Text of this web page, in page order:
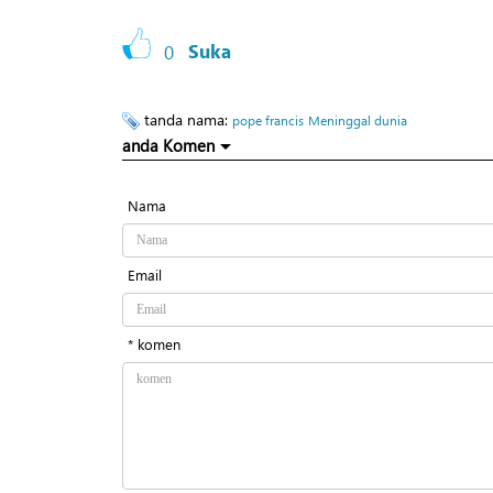
0 Suka
tanda nama: pope francis Meninggal dunia
anda Komen
Nama
Email
* komen